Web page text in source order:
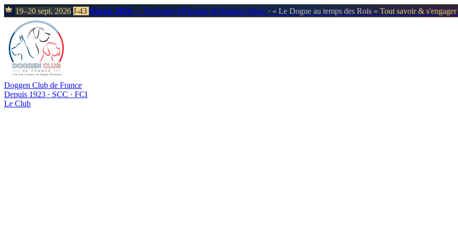
19–20 sept. 2026 J-43 Neuvic 2026 — Nationale d'Élevage & Doggen Show · « Le Dogue au temps des Rois » Tout savoir &
Doggen Club de France
Depuis 1923 · SCC · FCI
Le Club